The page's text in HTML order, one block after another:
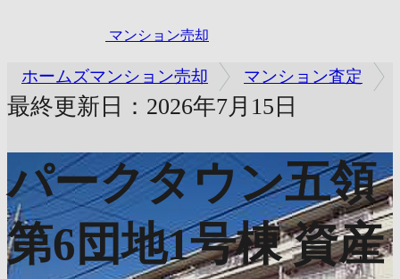
マンション売却
ホームズマンション売却 マンション査定
最終更新日：2026年7月15日
パークタウン五領
第6団地1号棟 資産